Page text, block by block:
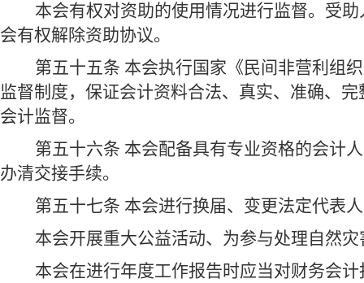
本会有权对资助的使用情况进行监督。受
会有权解除资助协议。
第五十五条 本会执行国家《民间非营利组
监督制度，保证会计资料合法、真实、准确、
会计监督。
第五十六条 本会配备具有专业资格的会计
办清交接手续。
第五十七条 本会进行换届、变更法定代表
本会开展重大公益活动、为参与处理自然
本会在进行年度工作报告时应当对财务会